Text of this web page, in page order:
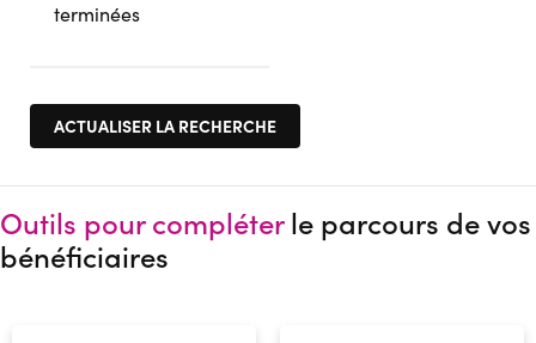
terminées
Outils pour compléterle parcours de vos
bénéficiaires